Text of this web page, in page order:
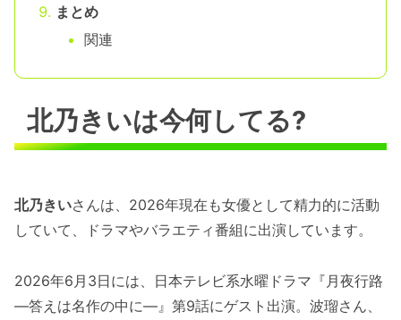
まとめ
関連
北乃きいは今何してる?
北乃きいさんは、2026年現在も女優として精力的に活動
していて、ドラマやバラエティ番組に出演しています。
2026年6月3日には、日本テレビ系水曜ドラマ『月夜行路
―答えは名作の中に―』第9話にゲスト出演。波瑠さん、